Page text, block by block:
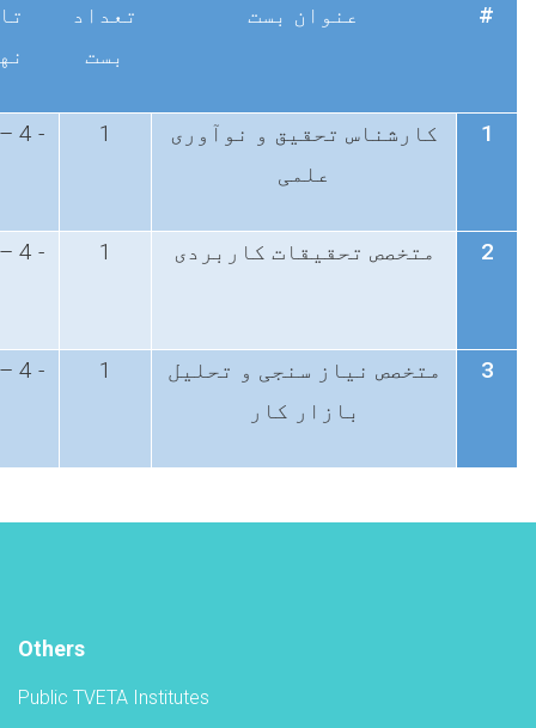
# عنوان بست
تعداد
بست
1
کارشناس تحقیق و نوآوری
علمی
1
4 -
2 متخصص تحقیقات کاربردی 1
4 -
3
متخصص نیاز سنجی و تحلیل
بازار کار
1
4 -
Others
Public TVETA Institutes